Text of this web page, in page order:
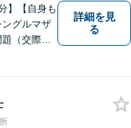
】【自身も
グルマザ
（交際ト
【夫婦カ
り】
詳細を見
る